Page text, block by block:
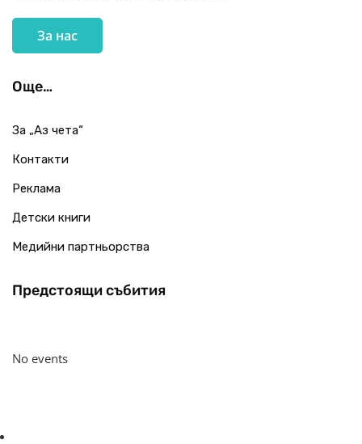
За нас
Още…
За „Аз чета“
Контакти
Реклама
Детски книги
Медийни партньорства
Предстоящи събития
No events